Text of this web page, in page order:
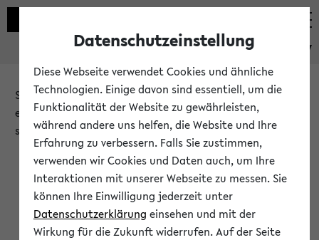
eKVV
Sie möchten auf eine eKVV Funktion zugreifen, die Ihnen
erst nach einer Anmeldung am System zur Verfügung
steht.
Bitte melden Sie sich an:
Anmeldung am eKVV
Datenschutzeinstellung
Diese Webseite verwendet Cookies und ähnliche
Technologien. Einige davon sind essentiell, um die
Funktionalität der Website zu gewährleisten,
während andere uns helfen, die Website und Ihre
Erfahrung zu verbessern. Falls Sie zustimmen,
verwenden wir Cookies und Daten auch, um Ihre
Interaktionen mit unserer Webseite zu messen. Sie
können Ihre Einwilligung jederzeit unter
Datenschutzerklärung einsehen und mit der
Wirkung für die Zukunft widerrufen. Auf der Seite